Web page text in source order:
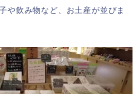
や飲み物など、お土産が並びま